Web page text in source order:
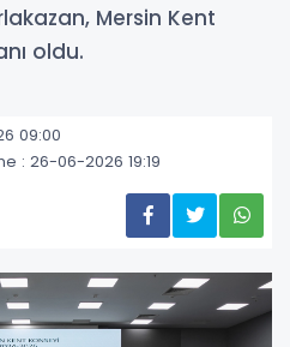
Mersin Kent
oldu.
09:00
: 26-06-2026 19:19